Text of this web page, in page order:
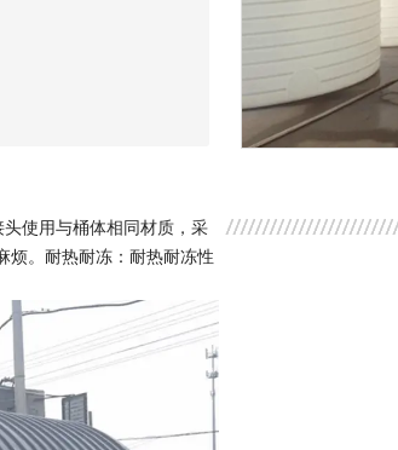
使用与桶体相同材质，采
。 耐热耐冻：耐热耐冻性